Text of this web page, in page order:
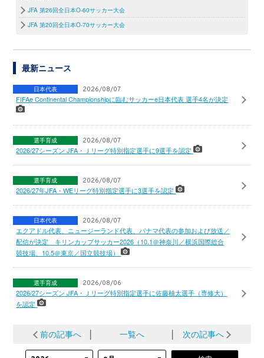
JFA 第26回全日本O-60サッカー大会
JFA 第20回全日本O-70サッカー大会
最新ニュース
日本代表 2026/08/07
FIFAe Continental Championshipに臨むサッカーe日本代表 選手4名が決定
選手育成 2026/08/07
2026/27シーズン JFA・Ｊリーグ特別指定選手に9選手を認定
選手育成 2026/08/07
2026/27年JFA・WEリーグ特別指定選手に3選手を認定
日本代表 2026/08/07
エクアドル代表、ニュージーランド代表、パナマ代表の参加および放送／
配信が決定 キリンカップサッカー2026（10.1＠神奈川／横浜国際総合
競技場、10.5＠東京／国立競技場）
選手育成 2026/08/06
2026/27シーズン JFA・Ｊリーグ特別指定選手に佐藤柚太選手（専修大）
を認定
前の記事へ 一覧へ 次の記事へ